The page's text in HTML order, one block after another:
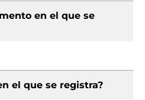
en el que se
el que se registra?